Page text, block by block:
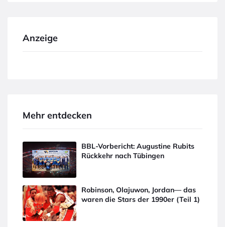
Anzeige
Mehr entdecken
BBL-Vorbericht: Augustine Rubits
Rückkehr nach Tübingen
Robinson, Olajuwon, Jordan— das
waren die Stars der 1990er (Teil 1)